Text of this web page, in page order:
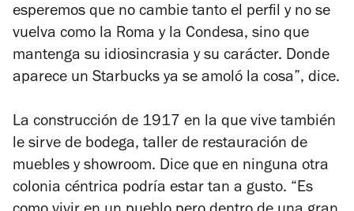
esperemos que no cambie tanto el perfil y no se
vuelva como la Roma y la Condesa, sino que
mantenga su idiosincrasia y su carácter. Donde
aparece un Starbucks ya se amoló la cosa”, dice.
La construcción de 1917 en la que vive también
le sirve de bodega, taller de restauración de
muebles y showroom. Dice que en ninguna otra
colonia céntrica podría estar tan a gusto. “Es